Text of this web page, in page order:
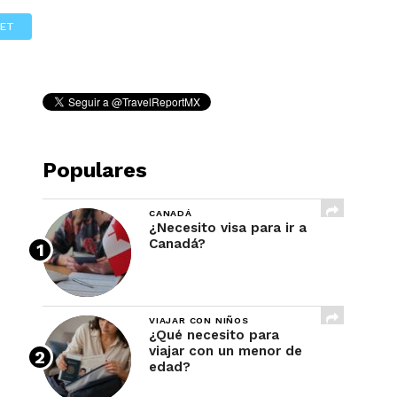
REVISTA
Populares
CANADÁ
¿Necesito visa para ir a
Canadá?
VIAJAR CON NIÑOS
¿Qué necesito para
viajar con un menor de
edad?